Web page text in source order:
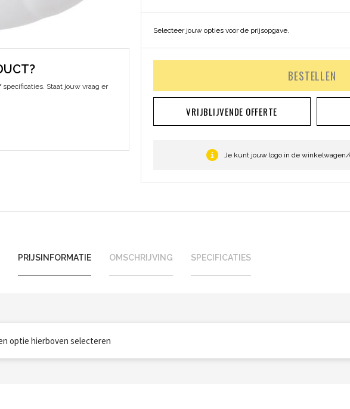
Staat jouw vraag er
Selecteer jouw opties voor de prijsopgave.
BESTELLEN
VRIJBLIJVENDE OFFERTE
Je kunt jouw logo in de
PRIJSINFORMATIE OMSCHRIJVING SPECIFICATIES
optie hierboven selecteren